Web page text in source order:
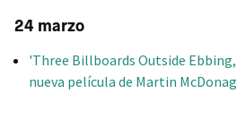
24 marzo
'Three Billboards Outside
nueva película de Martin